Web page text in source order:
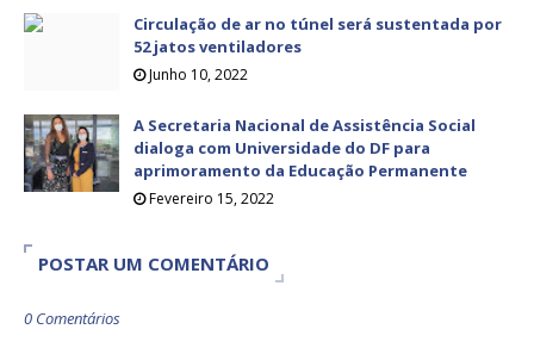
Circulação de ar no túnel será sustentada por
52 jatos ventiladores
Junho 10, 2022
A Secretaria Nacional de Assistência Social
dialoga com Universidade do DF para
aprimoramento da Educação Permanente
Fevereiro 15, 2022
POSTAR UM COMENTÁRIO
0 Comentários